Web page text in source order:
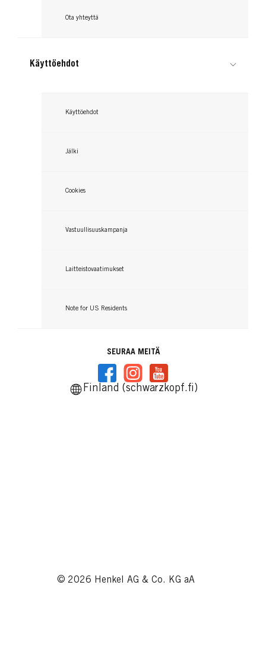
Ota yhteyttä
Käyttöehdot
Käyttöehdot
Jälki
Cookies
Vastuullisuuskampanja
Laitteistovaatimukset
Note for US Residents
SEURAA MEITÄ
Finland (schwarzkopf.fi)
© 2026 Henkel AG & Co. KG aA